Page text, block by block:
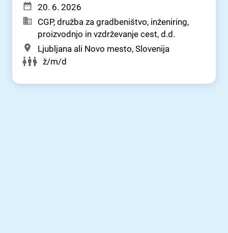
20. 6. 2026
CGP, družba za gradbeništvo, inženiring,
proizvodnjo in vzdrževanje cest, d.d.
Ljubljana ali Novo mesto, Slovenija
ž/m/d